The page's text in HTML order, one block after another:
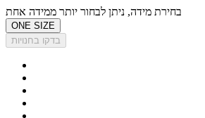
בחירת מידה, ניתן לבחור יותר ממידה אחת
ONE SIZE
בדקו בחנויות